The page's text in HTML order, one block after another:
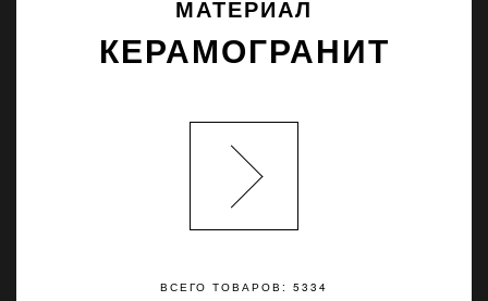
ВСЕГО ТОВАРОВ: 5334
МАТЕРИАЛ
КЕРАМОГРАНИТ